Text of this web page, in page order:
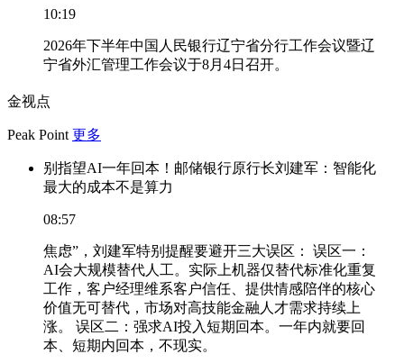
10:19
2026年下半年中国人民银行辽宁省分行工作会议暨辽
宁省外汇管理工作会议于8月4日召开。
金视点
Peak Point 更多
别指望AI一年回本！邮储银行原行长刘建军：智能化
最大的成本不是算力
08:57
焦虑”，刘建军特别提醒要避开三大误区： 误区一：
AI会大规模替代人工。实际上机器仅替代标准化重复
工作，客户经理维系客户信任、提供情感陪伴的核心
价值无可替代，市场对高技能金融人才需求持续上
涨。 误区二：强求AI投入短期回本。一年内就要回
本、短期内回本，不现实。